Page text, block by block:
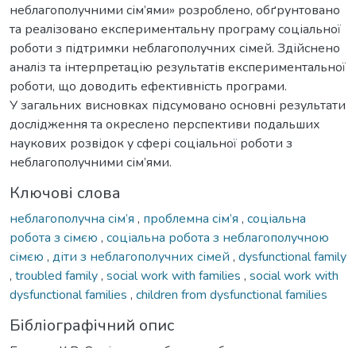
неблагополучними сім’ями» розроблено, обґрунтовано
та реалізовано експериментальну програму соціальної
роботи з підтримки неблагополучних сімей. Здійснено
аналіз та інтерпретацію результатів експериментальної
роботи, що доводить ефективність програми.
У загальних висновках підсумовано основні результати
дослідження та окреслено перспективи подальших
наукових розвідок у сфері соціальної роботи з
неблагополучними сім’ями.
Ключові слова
неблагополучна сім’я , проблемна сім’я , соціальна
робота з сімєю , соціальна робота з неблагополучною
сімєю , діти з неблагополучних сімей , dysfunctional family
, troubled family, social work with families , social work with
dysfunctional families , children from dysfunctional families
Бібліографічний опис